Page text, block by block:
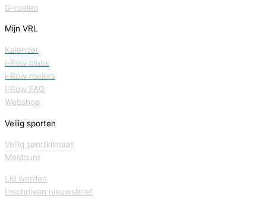
G-roeien
Mijn VRL
Kalender
i-Row clubs
i-Row roeiers
i-Row FAQ
Webshop
Veilig sporten
Veilig sportklimaat
Meldpunt
Lid worden
Inschrijven nieuwsbrief